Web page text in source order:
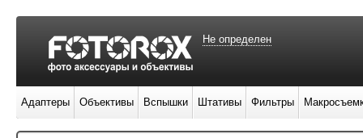
Не определен
Адаптеры Объективы Вспышки Штативы Фильтры